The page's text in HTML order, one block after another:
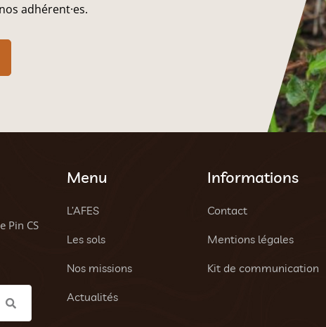
adhérent·es.
Pin CS
Menu
L’AFES
Les sols
Nos missions
Actualités
Informations
Contact
Mentions légales
Kit de communication